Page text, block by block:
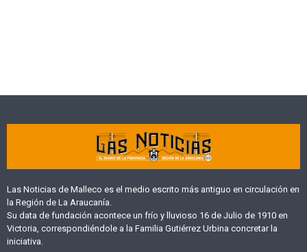
Las Noticias de Malleco es el medio escrito más antiguo en circulación en
la Región de La Araucanía.
Su data de fundación acontece un frío y lluvioso 16 de Julio de 1910 en
Victoria, correspondiéndole a la Familia Gutiérrez Urbina concretar la
iniciativa.